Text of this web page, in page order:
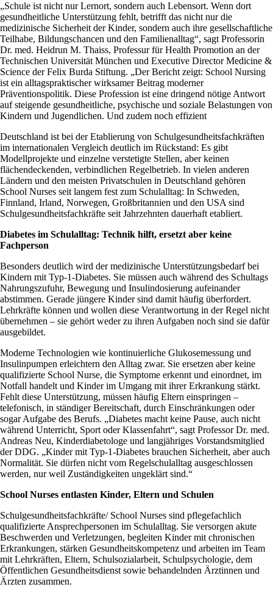
„Schule ist nicht nur Lernort, sondern auch Lebensort. Wenn dort
gesundheitliche Unterstützung fehlt, betrifft das nicht nur die
medizinische Sicherheit der Kinder, sondern auch ihre gesellschaftliche
Teilhabe, Bildungschancen und den Familienalltag“, sagt Professorin
Dr. med. Heidrun M. Thaiss, Professur für Health Promotion an der
Technischen Universität München und Executive Director Medicine &
Science der Felix Burda Stiftung. „Der Bericht zeigt: School Nursing
ist ein alltagspraktischer wirksamer Beitrag moderner
Präventionspolitik. Diese Profession ist eine dringend nötige Antwort
auf steigende gesundheitliche, psychische und soziale Belastungen von
Kindern und Jugendlichen. Und zudem noch effizient
Deutschland ist bei der Etablierung von Schulgesundheitsfachkräften
im internationalen Vergleich deutlich im Rückstand: Es gibt
Modellprojekte und einzelne verstetigte Stellen, aber keinen
flächendeckenden, verbindlichen Regelbetrieb. In vielen anderen
Ländern und den meisten Privatschulen in Deutschland gehören
School Nurses seit langem fest zum Schulalltag: In Schweden,
Finnland, Irland, Norwegen, Großbritannien und den USA sind
Schulgesundheitsfachkräfte seit Jahrzehnten dauerhaft etabliert.
Diabetes im Schulalltag: Technik hilft, ersetzt aber keine
Fachperson
Besonders deutlich wird der medizinische Unterstützungsbedarf bei
Kindern mit Typ-1-Diabetes. Sie müssen auch während des Schultags
Nahrungszufuhr, Bewegung und Insulindosierung aufeinander
abstimmen. Gerade jüngere Kinder sind damit häufig überfordert.
Lehrkräfte können und wollen diese Verantwortung in der Regel nicht
übernehmen – sie gehört weder zu ihren Aufgaben noch sind sie dafür
ausgebildet.
Moderne Technologien wie kontinuierliche Glukosemessung und
Insulinpumpen erleichtern den Alltag zwar. Sie ersetzen aber keine
qualifizierte School Nurse, die Symptome erkennt und einordnet, im
Notfall handelt und Kinder im Umgang mit ihrer Erkrankung stärkt.
Fehlt diese Unterstützung, müssen häufig Eltern einspringen –
telefonisch, in ständiger Bereitschaft, durch Einschränkungen oder
sogar Aufgabe des Berufs. „Diabetes macht keine Pause, auch nicht
während Unterricht, Sport oder Klassenfahrt“, sagt Professor Dr. med.
Andreas Neu, Kinderdiabetologe und langjähriges Vorstandsmitglied
der DDG. „Kinder mit Typ-1-Diabetes brauchen Sicherheit, aber auch
Normalität. Sie dürfen nicht vom Regelschulalltag ausgeschlossen
werden, nur weil Zuständigkeiten ungeklärt sind.“
School Nurses entlasten Kinder, Eltern und Schulen
Schulgesundheitsfachkräfte/ School Nurses sind pflegefachlich
qualifizierte Ansprechpersonen im Schulalltag. Sie versorgen akute
Beschwerden und Verletzungen, begleiten Kinder mit chronischen
Erkrankungen, stärken Gesundheitskompetenz und arbeiten im Team
mit Lehrkräften, Eltern, Schulsozialarbeit, Schulpsychologie, dem
Öffentlichen Gesundheitsdienst sowie behandelnden Ärztinnen und
Ärzten zusammen.